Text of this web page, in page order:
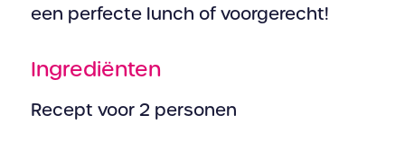
een perfecte lunch of voorgerecht!
Ingrediënten
Recept voor 2 personen